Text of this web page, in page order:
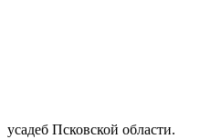
усадеб Псковской области.